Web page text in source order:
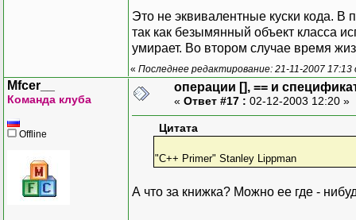
Это не эквивалентные куски кода. В
так как безымянный объект класса
умирает. Во втором случае время
« Последнее редактирование: 21-11-2007 17:13
Mfcer__
Команда клуба
Offline
операции [], == и
« Ответ #17 : 02-12-2003 12:20 »
Цитата
"C++ Primer" Stanley Lippman
А что за книжка? Можно ее где -